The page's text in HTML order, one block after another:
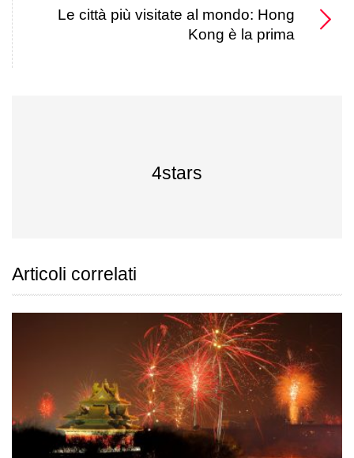
Le città più visitate al mondo: Hong
Kong è la prima
4stars
Articoli correlati